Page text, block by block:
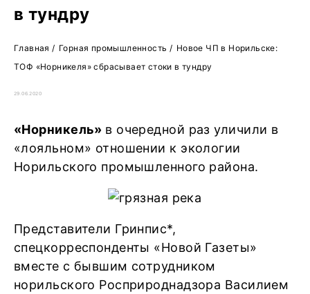
в тундру
Главная / Горная промышленность / Новое ЧП в Норильске:
ТОФ «Норникеля» сбрасывает стоки в тундру
29.06.2020
«Норникель» в очередной раз уличили в
«лояльном» отношении к экологии
Норильского промышленного района.
Представители Гринпис*,
спецкорреспонденты «Новой Газеты»
вместе с бывшим сотрудником
норильского Росприроднадзора Василием